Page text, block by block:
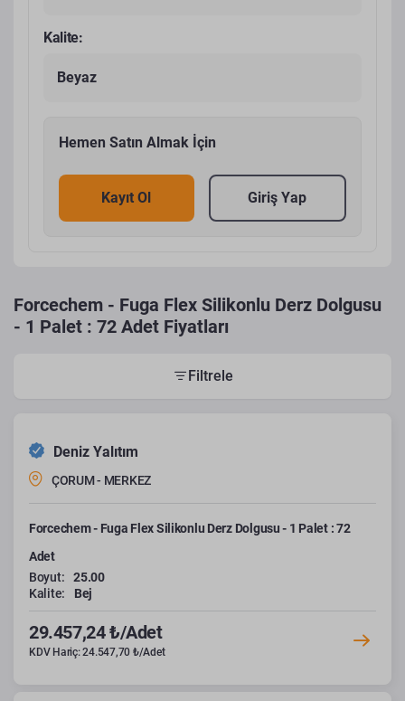
Kalite:
Beyaz
Hemen Satın Almak İçin
Kayıt Ol Giriş Yap
Forcechem - Fuga Flex Silikonlu Derz Dolgusu
- 1 Palet : 72 Adet Fiyatları
Filtrele
Deniz Yalıtım
ÇORUM - MERKEZ
Forcechem - Fuga Flex Silikonlu Derz Dolgusu - 1 Palet : 72
Adet
Boyut:
25.00
Kalite:
Bej
29.457,24 ₺/Adet
KDV Hariç: 24.547,70 ₺/Adet